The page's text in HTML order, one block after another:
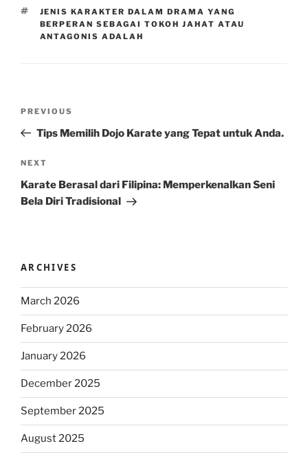
TAGS
JENIS KARAKTER DALAM DRAMA YANG
BERPERAN SEBAGAI TOKOH JAHAT ATAU
ANTAGONIS ADALAH
Previous
Post
PREVIOUS
Tips Memilih Dojo Karate yang Tepat untuk Anda.
Next
Post
NEXT
Karate Berasal dari Filipina: Memperkenalkan Seni
Bela Diri Tradisional
ARCHIVES
March 2026
February 2026
January 2026
December 2025
September 2025
August 2025